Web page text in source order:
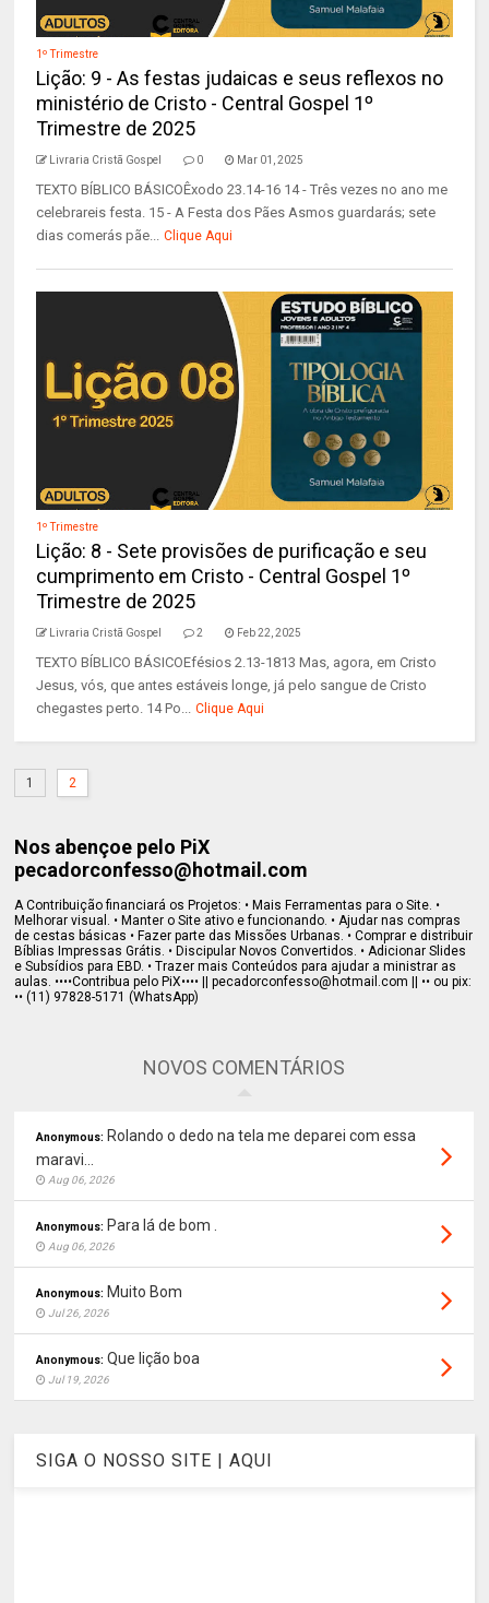
1º Trimestre
Lição: 9 - As festas judaicas e seus reflexos no
ministério de Cristo - Central Gospel 1º
Trimestre de 2025
Livraria Cristã Gospel 0 Mar 01, 2025
TEXTO BÍBLICO BÁSICOÊxodo 23.14-16 14 - Três vezes no ano me
celebrareis festa. 15 - A Festa dos Pães Asmos guardarás; sete
dias comerás pãe... Clique Aqui
1º Trimestre
Lição: 8 - Sete provisões de purificação e seu
cumprimento em Cristo - Central Gospel 1º
Trimestre de 2025
Livraria Cristã Gospel 2 Feb 22, 2025
TEXTO BÍBLICO BÁSICOEfésios 2.13-1813 Mas, agora, em Cristo
Jesus, vós, que antes estáveis longe, já pelo sangue de Cristo
chegastes perto. 14 Po... Clique Aqui
1 2
Nos abençoe pelo PiX
pecadorconfesso@hotmail.com
A Contribuição financiará os Projetos: • Mais Ferramentas para o Site. •
Melhorar visual. • Manter o Site ativo e funcionando. • Ajudar nas compras
de cestas básicas • Fazer parte das Missões Urbanas. • Comprar e distribuir
Bíblias Impressas Grátis. • Discipular Novos Convertidos. • Adicionar Slides
e Subsídios para EBD. • Trazer mais Conteúdos para ajudar a ministrar as
aulas. ••••Contribua pelo PiX•••• || pecadorconfesso@hotmail.com || •• ou pix:
•• (11) 97828-5171 (WhatsApp)
NOVOS COMENTÁRIOS
Anonymous: Rolando o dedo na tela me deparei com essa
maravi...
Aug 06, 2026
Anonymous: Para lá de bom .
Aug 06, 2026
Anonymous: Muito Bom
Jul 26, 2026
Anonymous: Que lição boa
Jul 19, 2026
SIGA O NOSSO SITE | AQUI